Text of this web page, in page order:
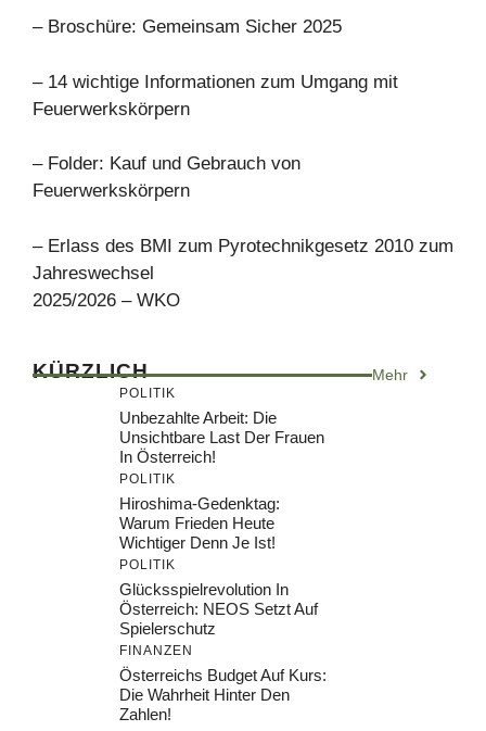
– Broschüre: Gemeinsam Sicher 2025
– 14 wichtige Informationen zum Umgang mit
Feuerwerkskörpern
– Folder: Kauf und Gebrauch von
Feuerwerkskörpern
– Erlass des BMI zum Pyrotechnikgesetz 2010 zum
Jahreswechsel
2025/2026 – WKO
KÜRZLICH Mehr
POLITIK
Unbezahlte Arbeit: Die
Unsichtbare Last Der Frauen
In Österreich!
POLITIK
Hiroshima-Gedenktag:
Warum Frieden Heute
Wichtiger Denn Je Ist!
POLITIK
Glücksspielrevolution In
Österreich: NEOS Setzt Auf
Spielerschutz
FINANZEN
Österreichs Budget Auf Kurs:
Die Wahrheit Hinter Den
Zahlen!